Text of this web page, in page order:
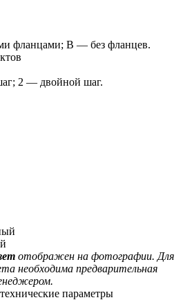
фланцами; B — без фланцев.
2 — двойной шаг.
отображен на фотографии. Для
необходима предварительная
параметры